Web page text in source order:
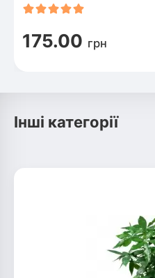
175.00 грн
Інші категорії